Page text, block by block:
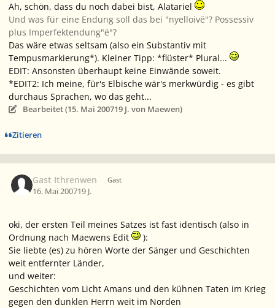
Ah, schön, dass du noch dabei bist, Alatariel
Und was für eine Endung soll das bei "nyelloivë"? Possessiv
plus Imperfektendung"ë"?
Das wäre etwas seltsam (also ein Substantiv mit
Tempusmarkierung*). Kleiner Tipp: *flüster* Plural...
EDIT: Ansonsten überhaupt keine Einwände soweit.
*EDIT2: Ich meine, für's Elbische wär's merkwürdig - es gibt
durchaus Sprachen, wo das geht...
Bearbeitet (15. Mai 200719 J. von Maewen)
Zitieren
Gast Ithrenwen Gast
16. Mai 200719 J.
oki, der ersten Teil meines Satzes ist fast identisch (also in
Ordnung nach Maewens Edit
):
Sie liebte (es) zu hören Worte der Sänger und Geschichten
weit entfernter Länder,
und weiter:
Geschichten vom Licht Amans und den kühnen Taten im Krieg
gegen den dunklen Herrn weit im Norden